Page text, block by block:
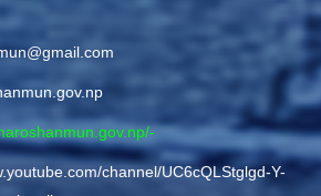
-
channel/UC6cQLStglgd-Y-